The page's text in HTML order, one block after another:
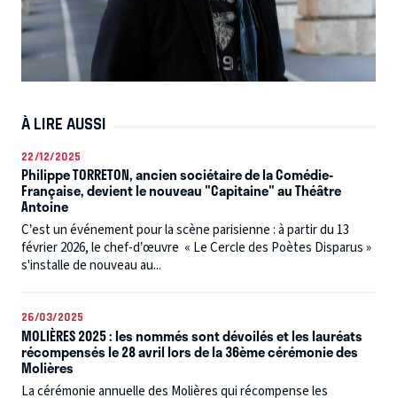
À LIRE AUSSI
22/12/2025
Philippe TORRETON, ancien sociétaire de la Comédie-
Française, devient le nouveau "Capitaine" au Théâtre
Antoine
C’est un événement pour la scène parisienne : à partir du 13
février 2026, le chef-d’œuvre « Le Cercle des Poètes Disparus »
s'installe de nouveau au...
26/03/2025
MOLIÈRES 2025 : les nommés sont dévoilés et les lauréats
récompensés le 28 avril lors de la 36ème cérémonie des
Molières
La cérémonie annuelle des Molières qui récompense les